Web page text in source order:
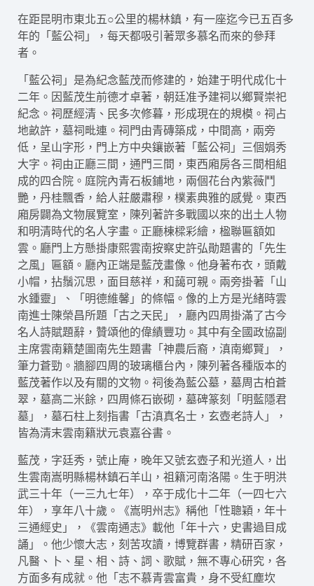
在距昆明市東北五○公里的楊林鎮，有一座迄今已五百多
年的「藍公祠」，每天都吸引著眾多慕名而來的參拜
者。
「藍公祠」是為紀念藍茂而修建的，始建于明代成化十
二年。因藍茂生前德才卓著，朝廷准予建祠以鄉賢崇祀
紀念。祠歷經清、民多次修暮，形成現在的規模。祠占
地畝許，墓祠毗連。祠門由青磚築成，中間高，兩旁
低，呈山字形，門上方中央鑲嵌著「藍公祠」三個娟秀
大字。祠由正廳三間，通門三間，東西廂房各三間相組
成的四合院。庭院內青石板鋪地，兩個花台內紫薇鬥
艷，丹桂飄香，給人莊嚴肅穆，樸素典雅的感覺。東西
廂房闢為文物展覽室，陳列著許多戰國以來的出土人物
和明清時代的名人字畫。正廳棟樑彩繪，楹聯匾額如
雲。廳門上方懸掛康熙雲南按察史許弘勛題書的「先生
之風」匾額。廳內正端是藍茂畫像。他身著布衣，頭戴
小帽，拈鬚沉思，面目慈祥，和藹可親。兩旁掛著「山
水鍾靈」、「明德維馨」的條幅。像的上方是光緒時雲
南進士陳榮昌所題「古之天民」，廳內四周掛滿了古今
名人詩賦題辭，贊頌他的偉績豐功。其中有全國政協副
主席雲南籍楚圖南先生題書「神農后裔，滇南鄉賢」，
筆力蒼勁。牆腳四周的玻璃櫃台內，陳列著各種版本的
藍茂著作以及有關的文物。祠後為藍公墓，墓周古柏蒼
翠，墓高二米餘，四周條石嵌砌，墓碑篆刻「明藍隱君
墓」，墓石柱上刻指書「古滇真名士，玄壺老詩人」，
皆為清末雲南籍狀元袁嘉谷書。
藍茂，字廷秀，號止庵，晚年又號玄壺子和光道人，出
生雲南嵩明縣楊林鎮石羊山，祖籍河南洛陽。生于明洪
武三十年（一三九七年），卒于成化十二年（一四七六
年），享年八十歲。《嵩明州志》稱他「性聰穎，年十
三通經史」，《雲南通志》載他「年十六，史書過目成
誦」。他少懷大志，刻苦攻讀，博覽群書，精研百家，
凡醫、卜、星、相、詩、詞、歌賦，無不專心研究，各
方面多有成就。他「志不慕青雲富貴，身不受紅塵坎